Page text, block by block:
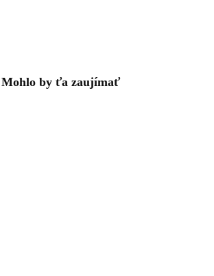
Mohlo by ťa zaujímať